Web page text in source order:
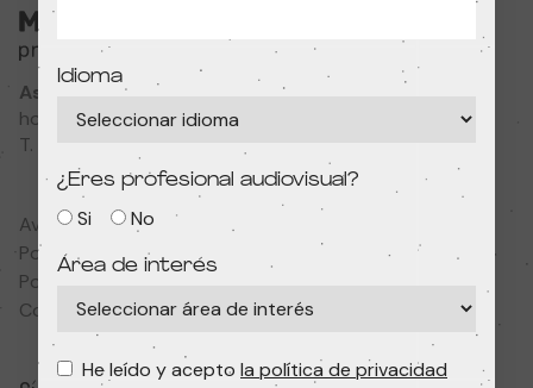
Associació Cultural MODIband
hola@primerfestivaldecine.com
T. 933 023 553
Aviso legal
Política de privacidad
Política de cookies
Condiciones de contratación
Idioma
¿Eres profesional audiovisual?
Si No
Área de interés
He leído y acepto la política de privacidad